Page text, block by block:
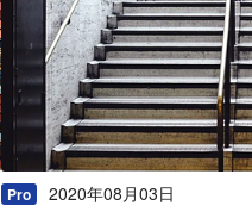
Pro
2020年08月03日